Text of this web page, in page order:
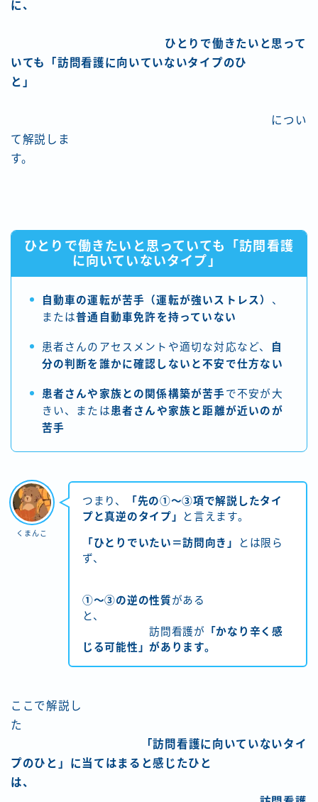
に、
ひとりで働きたいと思って
いても「訪問看護に向いていないタイプのひ
と」
につい
て解説しま
す。
ひとりで働きたいと思っていても「訪問看護
に向いていないタイプ」
自動車の運転が苦手（運転が強いストレス） 、
または普通自動車免許を持っていない
患者さんのアセスメントや適切な対応など、
自
分の判断を誰かに確認しないと不安で仕方ない
患者さんや家族との関係構築が苦手で不安が大
きい、または患者さんや家族と距離が近いのが
苦手
くまんこ
つまり、
「先の①～③項で解説したタイ
プと真逆のタイプ」
と言えます。
「ひとりでいたい＝訪問向き」
とは限ら
ず、
①〜③の逆の性質がある
と、
訪問看護が
「かなり辛く感
じる可能性」があります。
ここで解説し
た
「訪問看護に向いていないタイ
プのひと」に当てはまると感じたひと
は、